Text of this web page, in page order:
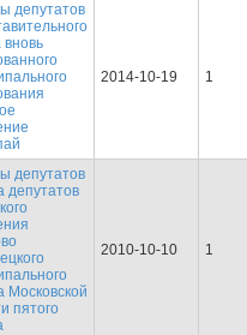
депутатов
вновь
2014-10-19 1
депутатов
депутатов
Московской
пятого
2010-10-10 1